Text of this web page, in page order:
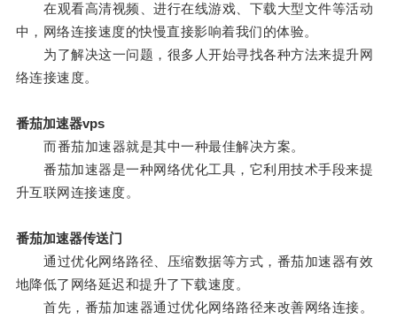
在观看高清视频、进行在线游戏、下载大型文件等活动
中，网络连接速度的快慢直接影响着我们的体验。
为了解决这一问题，很多人开始寻找各种方法来提升网
络连接速度。
番茄加速器vps
而番茄加速器就是其中一种最佳解决方案。
番茄加速器是一种网络优化工具，它利用技术手段来提
升互联网连接速度。
番茄加速器传送门
通过优化网络路径、压缩数据等方式，番茄加速器有效
地降低了网络延迟和提升了下载速度。
首先，番茄加速器通过优化网络路径来改善网络连接。